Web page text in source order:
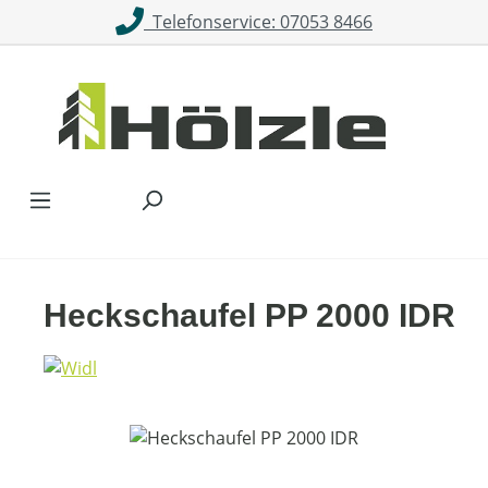
Zum Hauptinhalt springenTelefonservice: 07053 8466
Heckschaufel PP 2000 IDR
Bildergalerie überspringen